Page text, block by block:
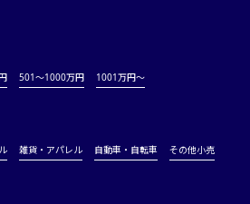
501～1000万円 1001万円〜
雑貨・アパレル 自動車・自転車 その他小売